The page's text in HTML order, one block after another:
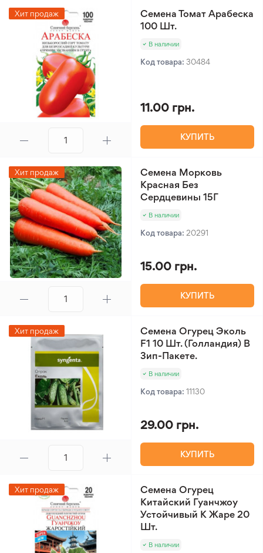
Хит продаж
Семена Томат Арабеска
100 Шт.
В наличии
Код товара: 30484
11.00 грн.
КУПИТЬ
Хит продаж
Семена Морковь
Красная Без
Сердцевины 15Г
В наличии
Код товара: 20291
15.00 грн.
КУПИТЬ
Хит продаж
Семена Огурец Эколь
F1 10 Шт. (Голландия) В
Зип-Пакете.
В наличии
Код товара: 11130
29.00 грн.
КУПИТЬ
Хит продаж
Семена Огурец
Китайский Гуанчжоу
Устойчивый К Жаре 20
Шт.
В наличии